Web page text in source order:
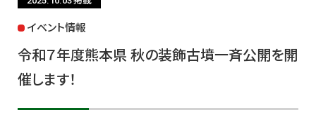
イベント情報
令和７年度熊本県 秋の装飾古墳一斉公開を開
催します！